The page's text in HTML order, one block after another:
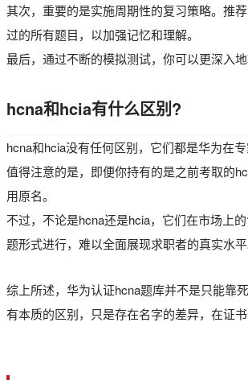
其次，重要的是实施周期性的复习策略。推
过的所有题目，以加强记忆和理解。
最后，通过不断的模拟测试，你可以更深入
hcna和hcia有什么区别?
hcna和hcia没有任何区别，它们都是华为在
值得注意的是，即便你持有的是之前考取的
用原名。
不过，不论是hcna还是hcia，它们在市场上
题形式进行，难以全面展现求职者的真实水平
综上所述，华为认证hcna题库并不是只能靠
有本质的区别，只是存在名字的差异，在证书